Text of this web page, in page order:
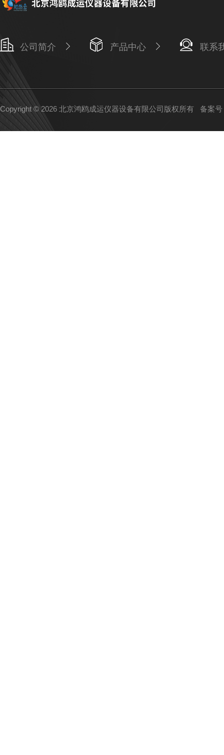
公司简介 产品中心 联系
Copyright © 2026 北京鸿鸥成运仪器设备有限公司版权所有 备案号